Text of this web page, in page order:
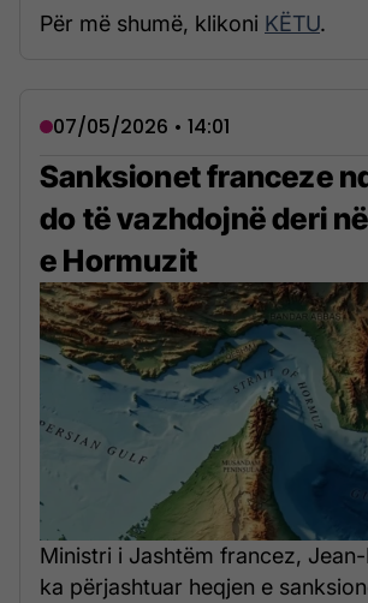
Për më shumë, klikoni KËTU.
07/05/2026 • 14:01
Sanksionet franceze
do të vazhdojnë deri
e Hormuzit
Ministri i Jashtëm francez,
ka përjashtuar heqjen e